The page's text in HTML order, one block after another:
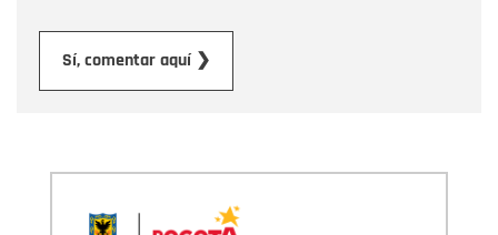
Sí, comentar aquí ❯